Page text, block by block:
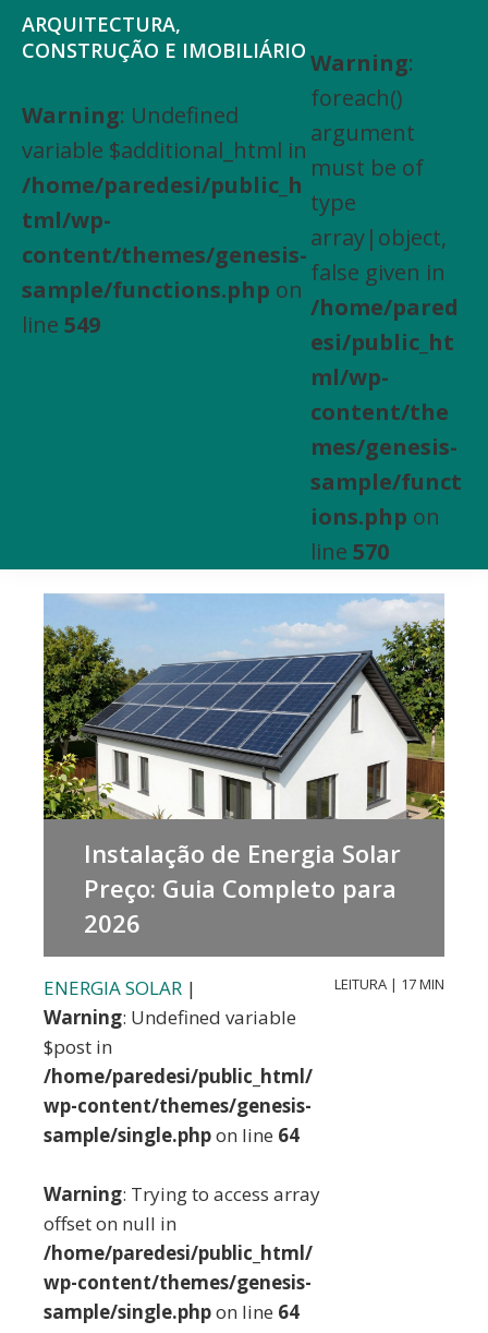
Saltar
para
menu
principal
Skip
content
ARQUITECTURA,
CONSTRUÇÃO E IMOBILIÁRIO
Engenharia
Civil,
Actividades
especializadas
de
construção,
Arrendamento
de
Bens
Imóveis
Warning: Undefined
variable $additional_html in
/home/paredesi/public_h
tml/wp-
content/themes/genesis-
sample/functions.php on
line 549
Warning:
foreach()
argument
must be of
type
array|object,
false given in
/home/pared
esi/public_ht
ml/wp-
content/the
mes/genesis-
sample/funct
ions.php on
line570
Instalação de Energia Solar
Preço: Guia Completo para
2026
ENERGIA SOLAR |
Warning: Undefined variable
$post in
/home/paredesi/public_html/
wp-content/themes/genesis-
sample/single.phpon line 64
Warning: Trying to access array
offset on null in
/home/paredesi/public_html/
wp-content/themes/genesis-
sample/single.phpon line 64
LEITURA | 17 MIN